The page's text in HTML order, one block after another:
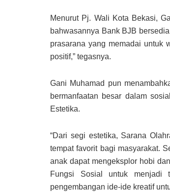
Menurut Pj. Wali Kota Bekasi,
bahwasannya Bank BJB
prasarana yang memadai untuk
positif,” tegasnya.
Gani Muhamad pun
bermanfaatan besar dalam
Estetika.
“Dari segi estetika, Sarana
tempat favorit bagi masyarakat.
anak dapat mengeksplor hobi
Fungsi Sosial untuk menjadi
pengembangan ide-ide kreatif